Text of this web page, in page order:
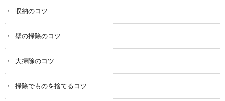
収納のコツ
壁の掃除のコツ
大掃除のコツ
掃除でものを捨てるコツ